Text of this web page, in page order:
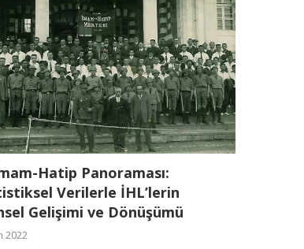
Hatip Panoraması:
Verilerle İHL’lerin
Gelişimi ve Dönüşümü
2022